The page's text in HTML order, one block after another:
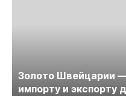
Золото Швейцарии
импорту и экспорту